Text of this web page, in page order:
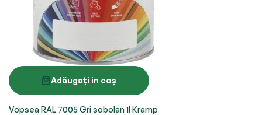
Adăugați in coș
Vopsea RAL 7005 Gri șobolan 1l Kramp